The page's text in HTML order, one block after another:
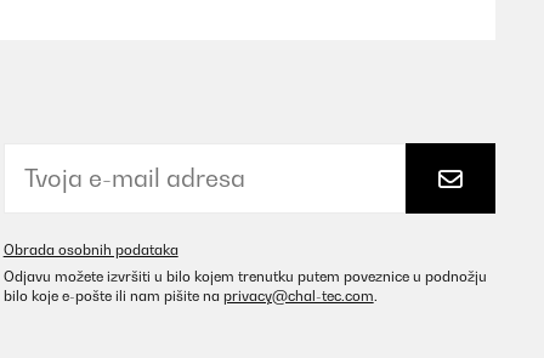
Obrada osobnih podataka
Odjavu možete izvršiti u bilo kojem trenutku putem poveznice u podnožju
bilo koje e-pošte ili nam pišite na privacy@chal-tec.com.